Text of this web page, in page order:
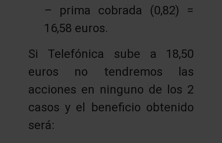
– prima cobrada (0,82) =
16,58 euros.
Si Telefónica sube a 18,50
euros no tendremos las
acciones en ninguno de los 2
casos y el beneficio obtenido
será: